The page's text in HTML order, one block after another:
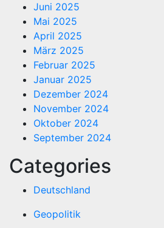
Juni 2025
Mai 2025
April 2025
März 2025
Februar 2025
Januar 2025
Dezember 2024
November 2024
Oktober 2024
September 2024
Categories
Deutschland
Geopolitik